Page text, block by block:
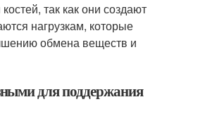
так как они создают
нагрузкам, которые
обмена веществ и
для поддержания